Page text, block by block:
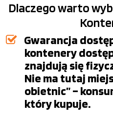
Dlaczego warto
Gwarancja
kontenery
znajdują się
Nie ma tutaj
obietnic” –
który kupuje.